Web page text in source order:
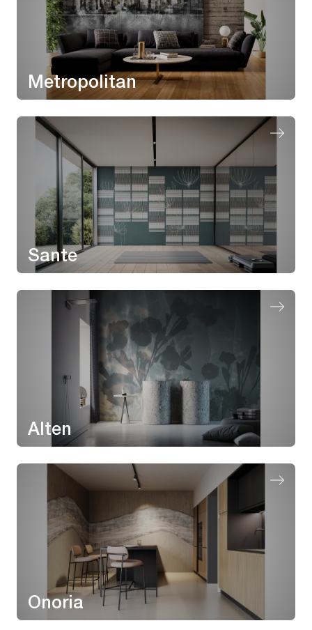
Metropolitan
Sante
Alten
Onoria